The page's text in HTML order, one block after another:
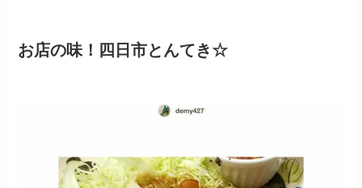
お店の味！四日市とんてき☆